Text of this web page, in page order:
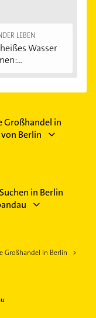
LEBEN
Wasser
Großhandel in
Berlin
in Berlin
Großhandel in Berlin